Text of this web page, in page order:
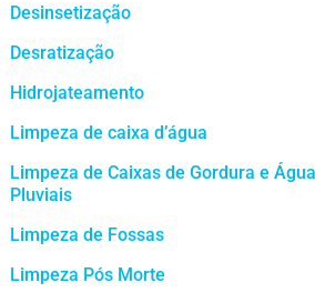
Desinsetização
Desratização
Hidrojateamento
Limpeza de caixa d’água
Limpeza de Caixas de Gordura e
Pluviais
Limpeza de Fossas
Limpeza Pós Morte